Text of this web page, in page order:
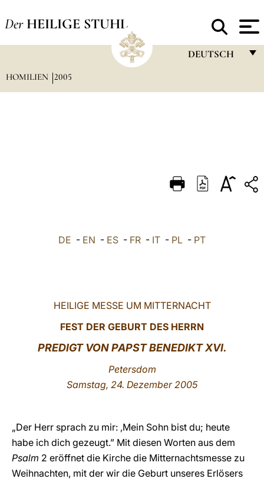
Der HEILIGE STUHL
DEUTSCH
DEUTSCH
العربيّة
HOMILIEN 2005
DE - EN - ES - FR - IT - PL - PT
HEILIGE MESSE UM MITTERNACHT
FEST DER GEBURT DES HERRN
PREDIGT VON PAPST BENEDIKT XVI.
Petersdom
Samstag, 24. Dezember 2005
„Der Herr sprach zu mir: ‚Mein Sohn bist du; heute
habe ich dich gezeugt.” Mit diesen Worten aus dem
Psalm 2 eröffnet die Kirche die Mitternachtsmesse zu
Weihnachten, mit der wir die Geburt unseres Erlösers